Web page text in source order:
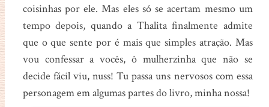
coisinhas por ele. Mas eles só se acertam mesmo um
tempo depois, quando a Thalita finalmente admite
que o que sente por é mais que simples atração. Mas
vou confessar a vocês, ô mulherzinha que não se
decide fácil viu, nuss! Tu passa uns nervosos com essa
personagem em algumas partes do livro, minha nossa!